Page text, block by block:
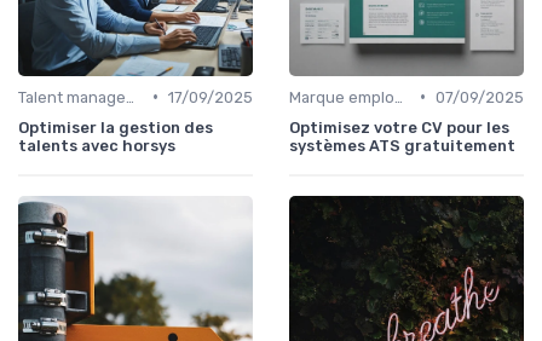
• 17/09/2025
Optimiser la gestion des
talents avec horsys
• 07/09/2025
Optimisez votre CV pour les
systèmes ATS gratuitement